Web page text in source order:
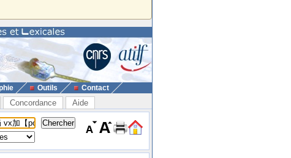
Outils Contact
Concordance Aide